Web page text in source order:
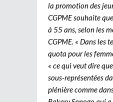
la promotion des
CGPME souhaite
à 55 ans, selon les
CGPME. « Dans les
quota pour les
« ce qui veut dire
sous-représentées
plénière comme